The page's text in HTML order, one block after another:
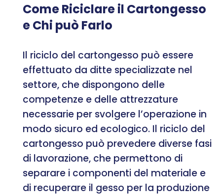
Come Riciclare il Cartongesso
e Chi può Farlo
Il riciclo del cartongesso può essere
effettuato da ditte specializzate nel
settore, che dispongono delle
competenze e delle attrezzature
necessarie per svolgere l’operazione in
modo sicuro ed ecologico. Il riciclo del
cartongesso può prevedere diverse fasi
di lavorazione, che permettono di
separare i componenti del materiale e
di recuperare il gesso per la produzione